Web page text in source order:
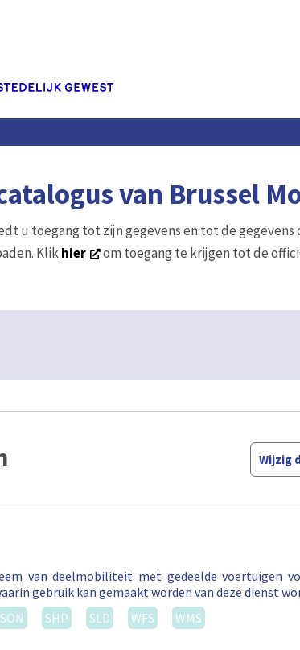
van Brussel
u toegang tot zijn gegevens en tot de
Klikhier om toegang te krijgen tot de
Wijzig
van deelmobiliteit met gedeelde voertuigen
gebruik kan gemaakt worden van deze dienst
SHP SLD WFS WMS